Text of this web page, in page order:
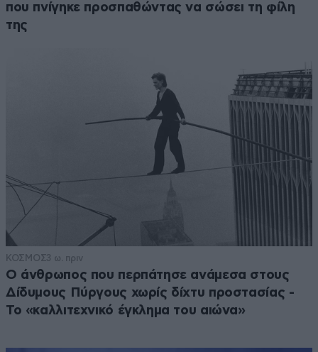
που πνίγηκε προσπαθώντας να σώσει τη φίλη
της
ΚΟΣΜΟΣ3 ω. πριν
Ο άνθρωπος που περπάτησε ανάμεσα στους
Δίδυμους Πύργους χωρίς δίχτυ προστασίας -
Το «καλλιτεχνικό έγκλημα του αιώνα»